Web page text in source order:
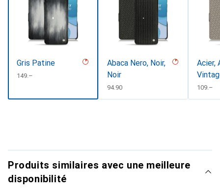
Gris Patine
CHF
149.–
Abaca Nero, Noir,
Noir
CHF
94.90
Acier,
CHF
109.–
Produits similaires avec une meilleure
disponibilité